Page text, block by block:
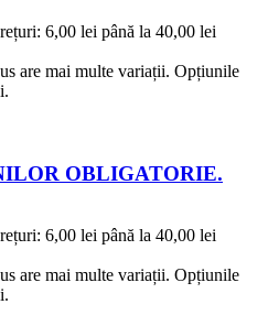
6,00 lei până la 40,00 lei
are mai multe variații. Opțiunile
OBLIGATORIE.
6,00 lei până la 40,00 lei
are mai multe variații. Opțiunile